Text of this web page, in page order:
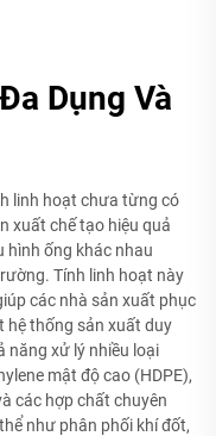
Dụng Và
linh hoạt chưa từng có
xuất chế tạo hiệu quả
hình ống khác nhau
Tính linh hoạt này
các nhà sản xuất phục
hệ thống sản xuất duy
năng xử lý nhiều loại
mật độ cao (HDPE),
các hợp chất chuyên
như phân phối khí đốt,